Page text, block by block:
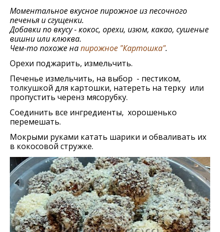
Моментальное вкусное пирожное из песочного
печенья и сгущенки.
Добавки по вкусу - кокос, орехи, изюм, какао, сушеные
вишни или клюква.
Чем-то похоже напирожное "Картошка".
Орехи поджарить, измельчить.
Печенье измельчить, на выбор - пестиком,
толкушкой для картошки, натереть на терку или
пропустить черенз мясорубку.
Соединить все ингредиенты, хорошенько
перемешать.
Мокрыми руками катать шарики и обваливать их
в кокосовой стружке.